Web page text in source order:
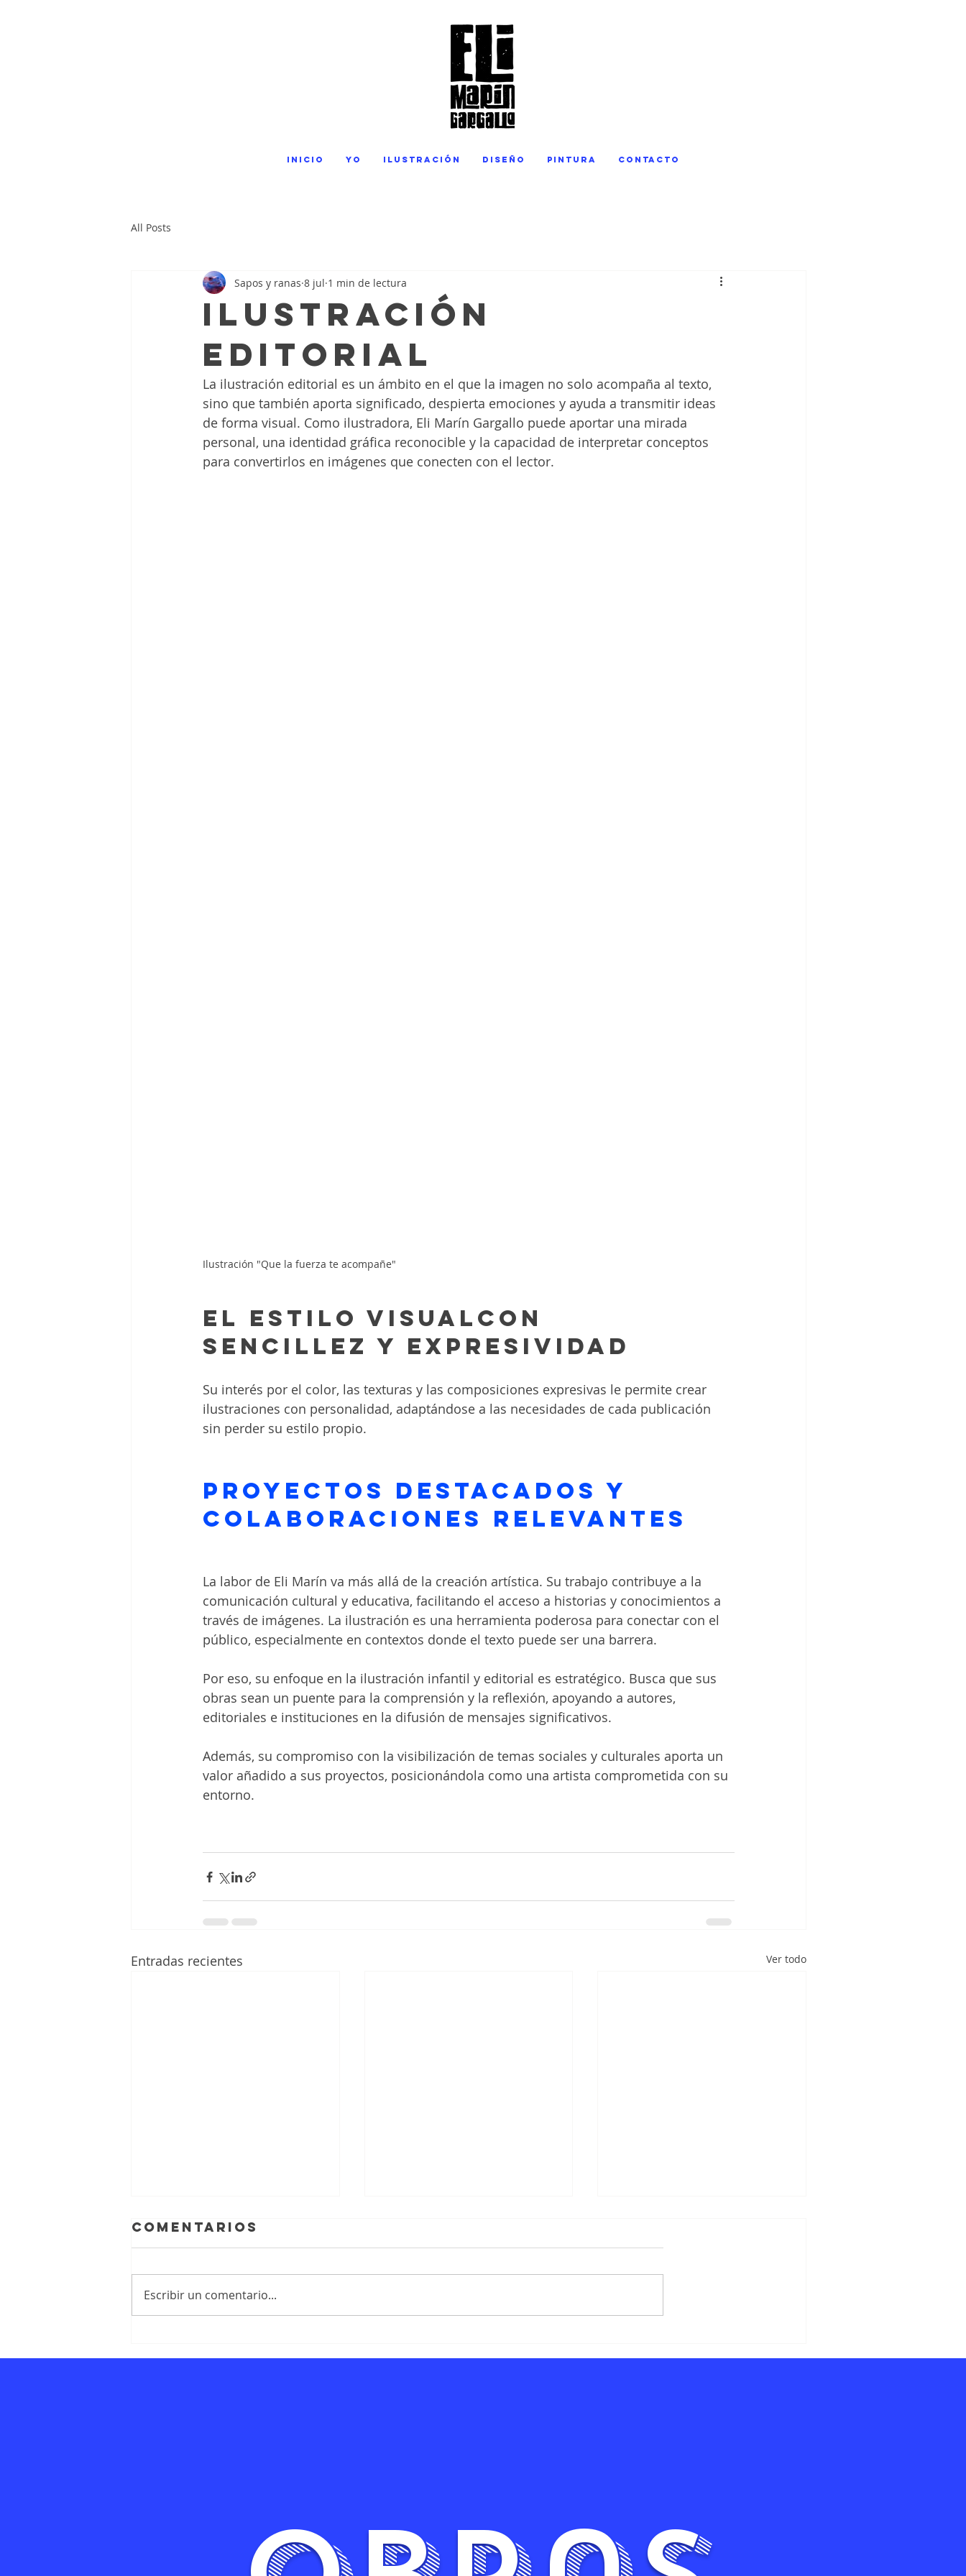
inicio yo Ilustración Diseño Pintura contacto
All Posts
Ilustración
editorial
Sapos y ranas 8 jul 1 min de lectura
La ilustración editorial es un ámbito en el que la imagen no solo acompaña al texto,
sino que también aporta significado, despierta emociones y ayuda a transmitir ideas
de forma visual. Como ilustradora, Eli Marín Gargallo puede aportar una mirada
personal, una identidad gráfica reconocible y la capacidad de interpretar conceptos
para convertirlos en imágenes que conecten con el lector.
Ilustración "Que la fuerza te acompañe"
El estilo visualcon
sencillez y expresividad
Su interés por el color, las texturas y las composiciones expresivas le permite crear
ilustraciones con personalidad, adaptándose a las necesidades de cada publicación
sin perder su estilo propio.
Proyectos destacados y
colaboraciones relevantes
La labor de Eli Marín va más allá de la creación artística. Su trabajo contribuye a la
comunicación cultural y educativa, facilitando el acceso a historias y conocimientos a
través de imágenes. La ilustración es una herramienta poderosa para conectar con el
público, especialmente en contextos donde el texto puede ser una barrera.
Por eso, su enfoque en la ilustración infantil y editorial es estratégico. Busca que sus
obras sean un puente para la comprensión y la reflexión, apoyando a autores,
editoriales e instituciones en la difusión de mensajes significativos.
Además, su compromiso con la visibilización de temas sociales y culturales aporta un
valor añadido a sus proyectos, posicionándola como una artista comprometida con su
entorno.
Entradas recientes Ver todo
contratar una
Creativo un
para Encargar
Comentarios
Escribir un comentario...